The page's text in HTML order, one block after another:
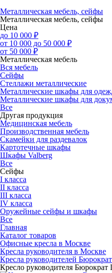
Металлическая мебель, сейфы
Металлическая мебель, сейфы
Цена
до 10 000 ₽
от 10 000 до 50 000 ₽
от 50 000 ₽
Металлическая мебель
Вся мебель
Сейфы
Стеллажи металлические
Металлические шкафы для
Металлические шкафы для
Все
Другая продукция
Медицинская мебель
Производственная мебель
Скамейки для раздевалок
Картотечные шкафы
Шкафы Valberg
Все
Сейфы
I класса
II класса
III класса
IV класса
Оружейные сейфы и шкафы
Все
Главная
Каталог товаров
Офисные кресла в Москве
Кресла руководителя в Москве
Кресла руководителей
Кресло руководителя